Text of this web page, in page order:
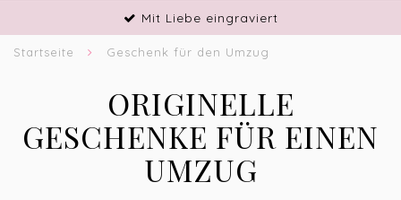
Handwerkliches Geschick
Startseite Geschenk für den Umzug
ORIGINELLE
GESCHENKE FÜR EINEN
UMZUG